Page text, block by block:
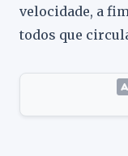
velocidade, a
todos que